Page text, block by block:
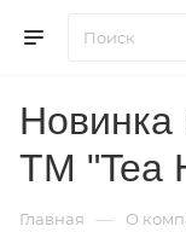
Новинка
ТМ "Tea
Главная — О